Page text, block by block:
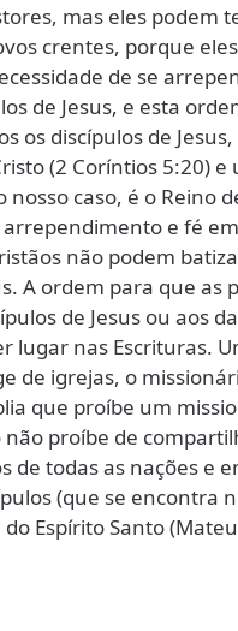
mas eles podem
crentes, porque
de se
de Jesus, e esta
os discípulos de
(2 Coríntios 5:20)
caso, é o Reino
e fé
não podem
A ordem para que as
de Jesus ou aos
lugar nas Escrituras.
de igrejas, o
que proíbe um
proíbe de
de todas as nações e
(que se encontra
Espírito Santo